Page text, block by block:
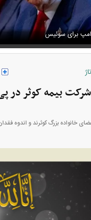
برای سوئیسنوه ناصرالدین شاه در
بیمه کوثر در
اعضای خانواده بزرگ کوثرند و
مسکن؛ فنر
شده
کارنامه مردود
درآمد ارزی